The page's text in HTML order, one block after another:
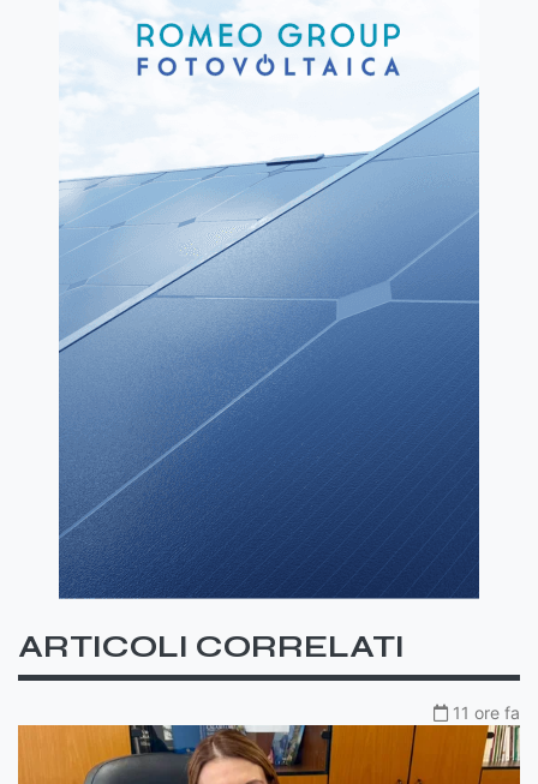
ARTICOLI CORRELATI
11 ore fa